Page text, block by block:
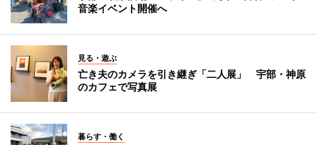
音楽イベント開催へ
見る・遊ぶ
亡き夫のカメラを引き継ぎ「二人展」 宇部・神原
のカフェで写真展
暮らす・働く